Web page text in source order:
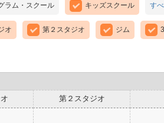
ラム・スクール キッズスクール す
オ 第２スタジオ ジム
第２スタジオ